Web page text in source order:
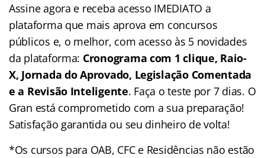
Assine agora e receba acesso IMEDIATO a
plataforma que mais aprova em concursos
públicos e, o melhor, com acesso às 5 novidades
da plataforma: Cronograma com 1 clique, Raio-
X, Jornada do Aprovado, Legislação Comentada
e a Revisão Inteligente. Faça o teste por 7 dias. O
Gran está comprometido com a sua preparação!
Satisfação garantida ou seu dinheiro de volta!
*Os cursos para OAB, CFC e Residências não estão